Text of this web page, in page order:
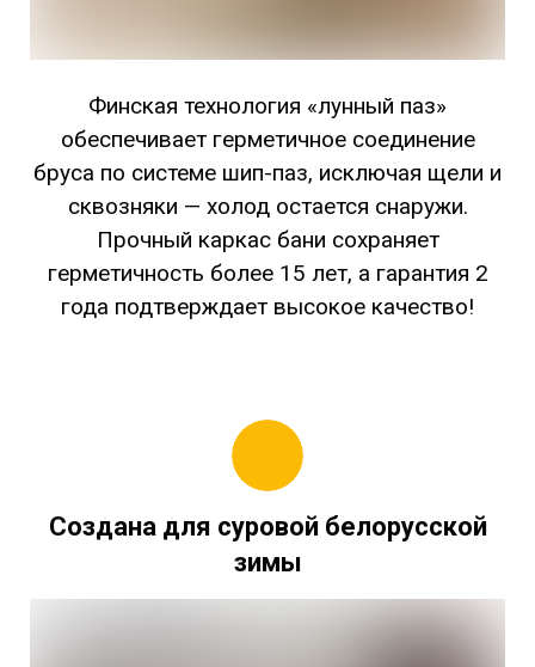
Финская технология «лунный паз»
обеспечивает герметичное соединение
бруса по системе шип-паз, исключая щели и
сквозняки — холод остается снаружи.
Прочный каркас бани сохраняет
герметичность более 15 лет, а гарантия 2
года подтверждает высокое качество!
Создана для суровой белорусской
зимы